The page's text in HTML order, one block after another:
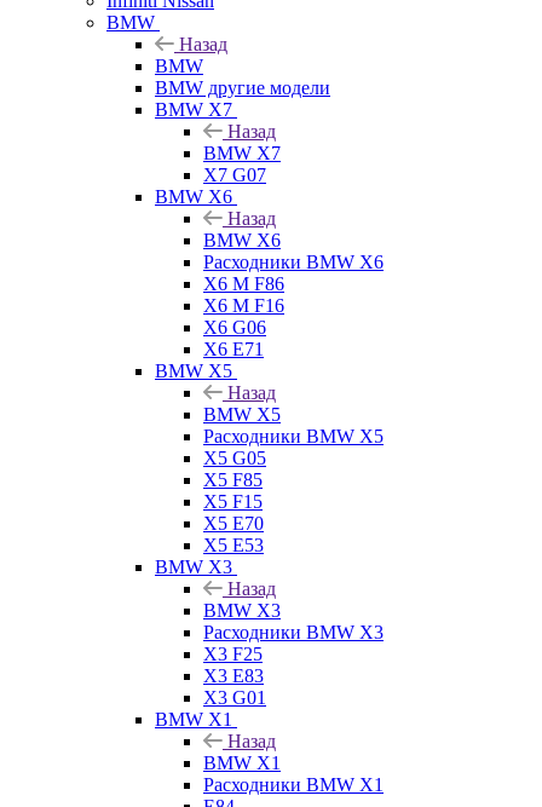
BMW
Назад
BMW
BMW другие модели
BMW X7
Назад
BMW X7
X7 G07
BMW X6
Назад
BMW X6
Расходники BMW X6
X6 M F86
X6 M F16
X6 G06
X6 E71
BMW X5
Назад
BMW X5
Расходники BMW X5
X5 G05
X5 F85
X5 F15
X5 E70
X5 E53
BMW X3
Назад
BMW X3
Расходники BMW X3
X3 F25
X3 E83
X3 G01
BMW X1
Назад
BMW X1
Расходники BMW X1